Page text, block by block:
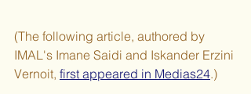
(The following article, authored by
IMAL's Imane Saidi and Iskander Erzini
Vernoit, first appeared in Medias24.)